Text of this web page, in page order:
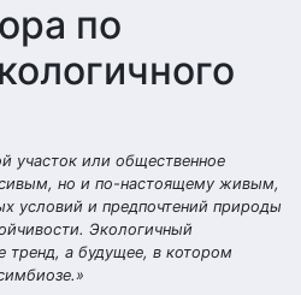
по
участок или общественное
но и по-настоящему живым,
условий и предпочтений природы
Экологичный
тренд, а будущее, в котором